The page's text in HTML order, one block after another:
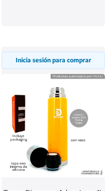
Inicia sesión para comprar